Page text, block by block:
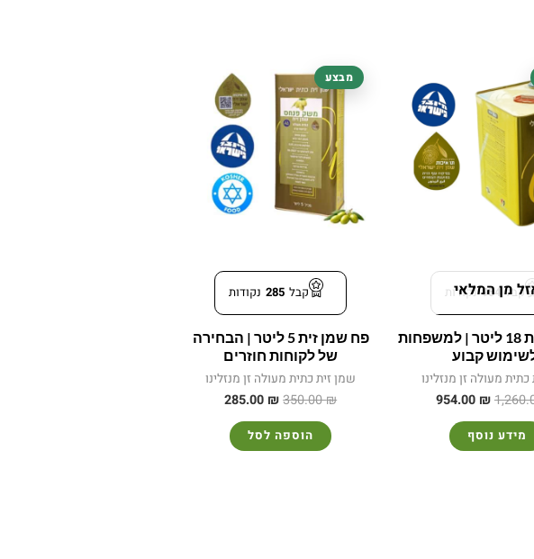
מן המלאיקבל 954 נקודות
פח שמן זית 18 ליטר | למשפחות
קבוע
מעולה זן מנזלינו
היה:
1,260.00 ₪.
954.00 ₪
הנוכחי
הוא:
954.00 ₪.
מידע נוסף
קבל 285 נקודות
מבצע
פח שמן זית 5 ליטר | הבחירה
של לקוחות חוזרים
שמן זית כתית מעולה זן מנזלינו
350.00₪
המקורי
היה:
350.00 ₪.
285.00 ₪
הנוכחי
הוא:
285.00 ₪.
הוספה לסל